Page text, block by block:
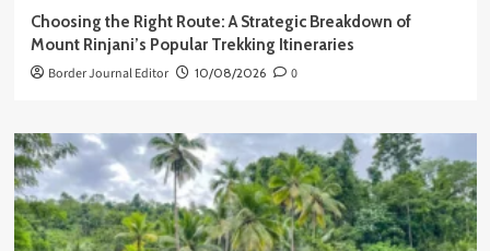
Choosing the Right Route: A Strategic Breakdown of
Mount Rinjani’s Popular Trekking Itineraries
Border Journal Editor 10/08/2026 0